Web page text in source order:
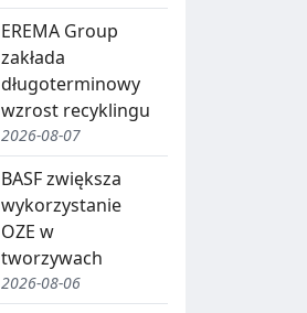
EREMA Group
zakłada
długoterminowy
wzrost recyklingu
2026-08-07
BASF zwiększa
wykorzystanie
OZE w
tworzywach
2026-08-06